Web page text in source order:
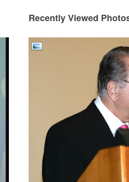
Recently Viewed